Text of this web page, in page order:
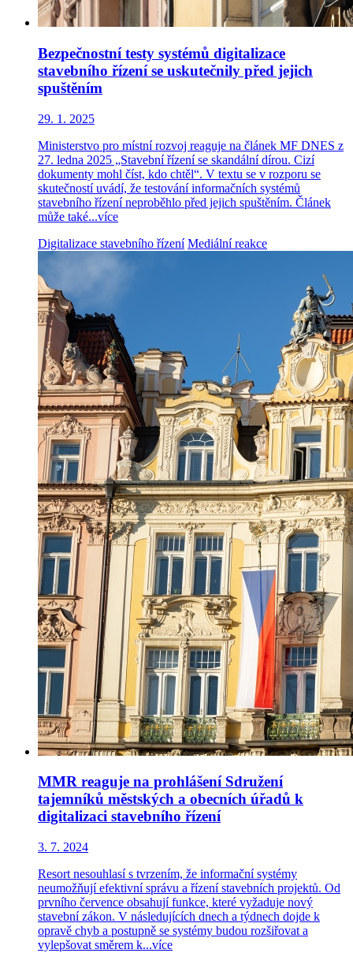
Bezpečnostní testy systémů digitalizace
stavebního řízení se uskutečnily před jejich
spuštěním
29. 1. 2025
Ministerstvo pro místní rozvoj reaguje na článek MF DNES z
27. ledna 2025 „Stavební řízení se skandální dírou. Cizí
dokumenty mohl číst, kdo chtěl“. V textu se v rozporu se
skutečností uvádí, že testování informačních systémů
stavebního řízení neproběhlo před jejich spuštěním. Článek
může také...více
Digitalizace stavebního řízení Mediální reakce
MMR reaguje na prohlášení Sdružení
tajemníků městských a obecních úřadů k
digitalizaci stavebního řízení
3. 7. 2024
Resort nesouhlasí s tvrzením, že informační systémy
neumožňují efektivní správu a řízení stavebních projektů. Od
prvního července obsahují funkce, které vyžaduje nový
stavební zákon. V následujících dnech a týdnech dojde k
opravě chyb a postupně se systémy budou rozšiřovat a
vylepšovat směrem k...více